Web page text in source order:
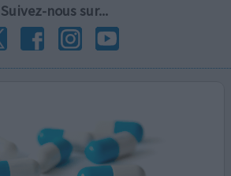
Suivez-nous sur...